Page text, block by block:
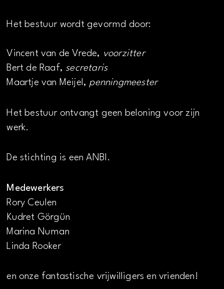
Het bestuur wordt gevormd door:
Vincent van de Vrede, voorzitter
Bert de Raaf, secretaris
Maartje van Meijel, penningmeester
Het bestuur ontvangt geen beloning voor zijn
werk.
De stichting is een ANBI.
Medewerkers
Rory Ceulen
Kudret Görgün
Marina Numan
Linda Rooker
en onze fantastische vrijwilligers en vrienden!